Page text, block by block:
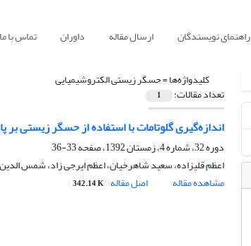
راهنمای نویسندگان ارسال مقاله داوران تماس با ما
کلیدواژه‌ها =حسگر زیستی الکتروشیمیایی
تعداد مقالات: 1
اندازه‌گیری گلوتامات با استفاده از حسگر زیستی بر
دوره 32، شماره 4، زمستان 1392، صفحه
33-36
اعظم قلیزاده، سعید شاهرخیان، اعظم ایرجی زاد، شمس
مشاهده مقاله
اصل مقاله 342.14 K